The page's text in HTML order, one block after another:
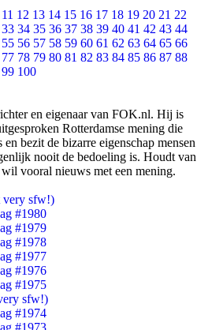
11 12 13 14 15 16 17 18 19 20 21 22
33 34 35 36 37 38 39 40 41 42 43 44
55 56 57 58 59 60 61 62 63 64 65 66
77 78 79 80 81 82 83 84 85 86 87 88
99 100
en eigenaar van FOK.nl. Hij is
Rotterdamse mening die
bezit de bizarre eigenschap mensen
nooit de bedoeling is. Houdt van
vooral nieuws met een mening.
very sfw!)
#1980
#1979
#1978
#1977
#1976
#1975
sfw!)
#1974
#1973